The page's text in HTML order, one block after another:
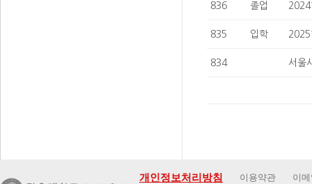
836 졸업 2024
835 입학 2025
834 서울
개인정보처리방침 이용약관
이